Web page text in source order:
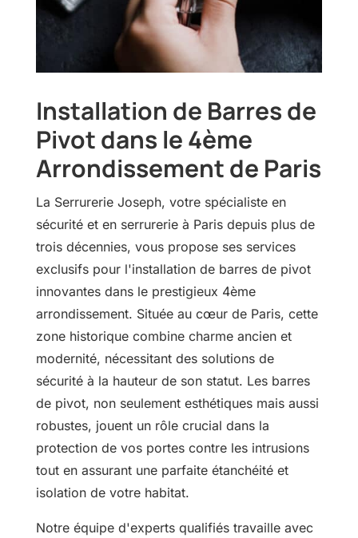
Installation de Barres de
Pivot dans le 4ème
Arrondissement de Paris
La Serrurerie Joseph, votre spécialiste en
sécurité et en serrurerie à Paris depuis plus de
trois décennies, vous propose ses services
exclusifs pour l'installation de barres de pivot
innovantes dans le prestigieux 4ème
arrondissement. Située au cœur de Paris, cette
zone historique combine charme ancien et
modernité, nécessitant des solutions de
sécurité à la hauteur de son statut. Les barres
de pivot, non seulement esthétiques mais aussi
robustes, jouent un rôle crucial dans la
protection de vos portes contre les intrusions
tout en assurant une parfaite étanchéité et
isolation de votre habitat.
Notre équipe d'experts qualifiés travaille avec